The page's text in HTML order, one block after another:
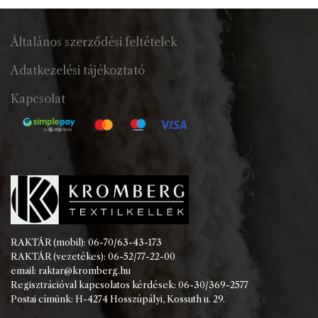
Általános szerződési feltételek
Adatkezelési tájékoztató
Kapcsolat
RAKTÁR (mobil): 06-70/63-43-173
RAKTÁR (vezetékes): 06-52/77-22-00
email: raktar@kromberg.hu
Regisztrációval kapcsolatos kérdések: 06-30/369-2577
Postai címünk: H-4274 Hosszúpályi, Kossuth u. 29.